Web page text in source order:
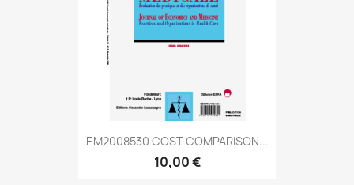
EM2008530 COST COMPARISON...
10,00 €